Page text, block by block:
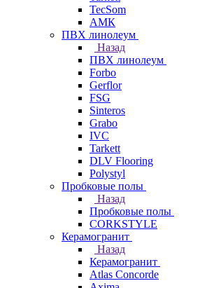
TecSom
АМК
ПВХ линолеум
Назад
ПВХ линолеум
Forbo
Gerflor
FSG
Sinteros
Grabo
IVC
Tarkett
DLV Flooring
Polystyl
Пробковые полы
Назад
Пробковые полы
CORKSTYLE
Керамогранит
Назад
Керамогранит
Atlas Concorde